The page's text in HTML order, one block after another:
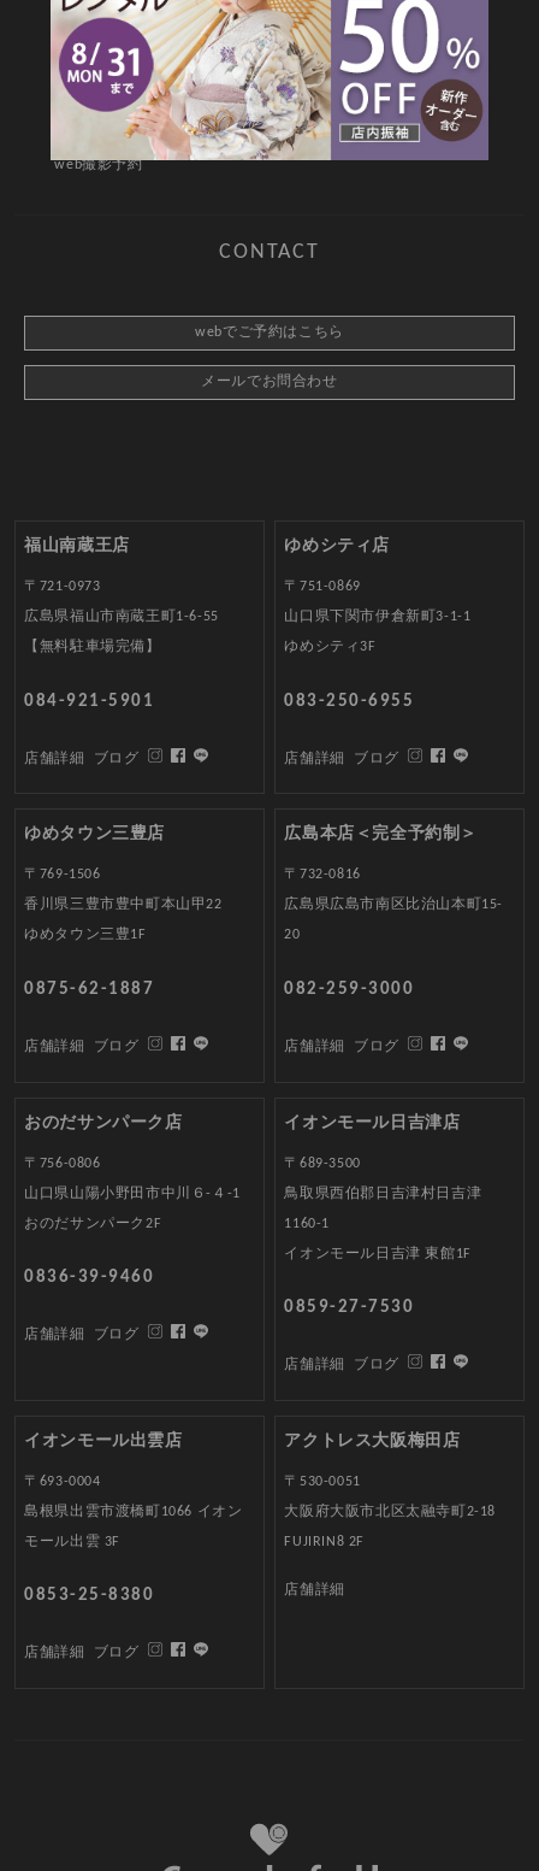
SITEMAP
TOP 新着情報
撮影メニュー
料金・商品
キャンペーン
衣装カタログ
店舗情報
よくあるご質問
お問合せ
web撮影予約
CONTACT
webでご予約はこちら
メールでお問合わせ
福山南蔵王店
〒721-0973
広島県福山市南蔵王町1-6-55
【無料駐車場完備】
084-921-5901
店舗詳細 ブログ
ゆめシティ店
〒751-0869
山口県下関市伊倉新町3-1-1
ゆめシティ3F
083-250-6955
店舗詳細 ブログ
ゆめタウン三豊店
〒769-1506
香川県三豊市豊中町本山甲22
ゆめタウン三豊1F
0875-62-1887
店舗詳細 ブログ
広島本店＜完全予約制＞
〒732-0816
広島県広島市南区比治山本町15-
20
082-259-3000
店舗詳細 ブログ
おのだサンパーク店
〒756-0806
山口県山陽小野田市中川６-４-1
おのだサンパーク2F
0836-39-9460
店舗詳細 ブログ
イオンモール日吉津店
〒689-3500
鳥取県西伯郡日吉津村日吉津
1160-1
イオンモール日吉津 東館1F
0859-27-7530
店舗詳細 ブログ
イオンモール出雲店
〒693-0004
島根県出雲市渡橋町1066 イオン
モール出雲 3F
0853-25-8380
店舗詳細 ブログ
アクトレス大阪梅田店
〒530-0051
大阪府大阪市北区太融寺町2-18
FUJIRIN8 2F
店舗詳細